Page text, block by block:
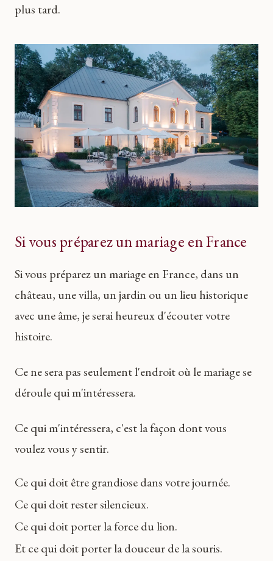
plus tard.
Si vous préparez un mariage en France
Si vous préparez un mariage en France, dans un
château, une villa, un jardin ou un lieu historique
avec une âme, je serai heureux d'écouter votre
histoire.
Ce ne sera pas seulement l'endroit où le mariage se
déroule qui m'intéressera.
Ce qui m'intéressera, c'est la façon dont vous
voulez vous y sentir.
Ce qui doit être grandiose dans votre journée.
Ce qui doit rester silencieux.
Ce qui doit porter la force du lion.
Et ce qui doit porter la douceur de la souris.